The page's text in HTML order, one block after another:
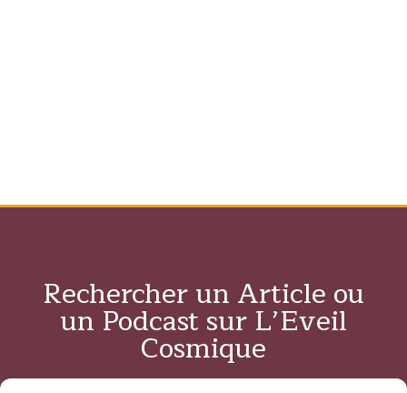
Rechercher un Article ou
un Podcast sur L’Eveil
Cosmique